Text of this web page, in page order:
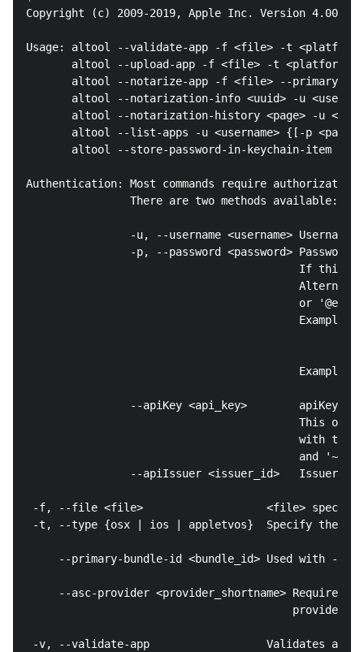
Copyright (c) 2009-2019, Apple Inc. Version
Usage: altool --validate-app -f <file> -t <platform>
altool --upload-app -f <file> -t <platform>
altool --notarize-app -f <file> --primary-
altool --notarization-info <uuid> -u
altool --notarization-history <page> -u
altool --list-apps -u <username> {[-p
altool --store-password-in-keychain-item
Authentication: Most commands require authorization.
There are two methods available:
-u, --username <username>
-p, --password <password>
If this
or
Example:
Example:
--apiKey <api_key>        apiKey.
This
with the
and '~/
--apiIssuer <issuer_id>   Issuer
-f, --file <file>                   <file> specifies
-t, --type {osx | ios | appletvos}  Specify the
--primary-bundle-id <bundle_id> Used with --
--asc-provider <provider_shortname> Required
                                         providers.
-v, --validate-app                  Validates an app